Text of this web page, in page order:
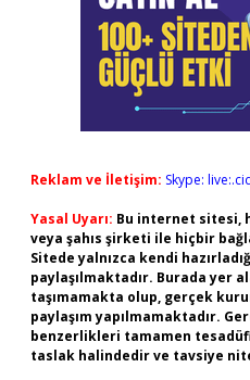
Reklam ve İletişim: Skype:
Yasal Uyarı: Bu internet sitesi,
veya şahıs şirketi ile hiçbir
Sitede yalnızca kendi
paylaşılmaktadır. Burada yer
taşımamakta olup, gerçek
paylaşım yapılmamaktadır.
benzerlikleri tamamen
taslak halindedir ve tavsiye